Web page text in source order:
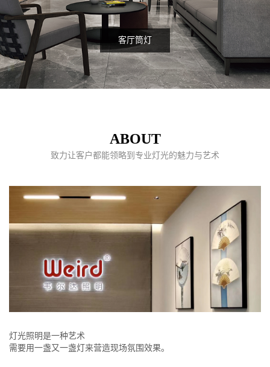
客厅筒灯
ABOUT
致力让客户都能领略到专业灯光的魅力与艺术
灯光照明是一种艺术
需要用一盏又一盏灯来营造现场氛围效果。